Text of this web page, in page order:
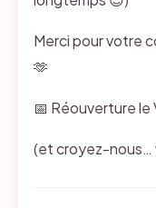
Merci pour votre
🫶
📅 Réouverture le
(et croyez-nous…